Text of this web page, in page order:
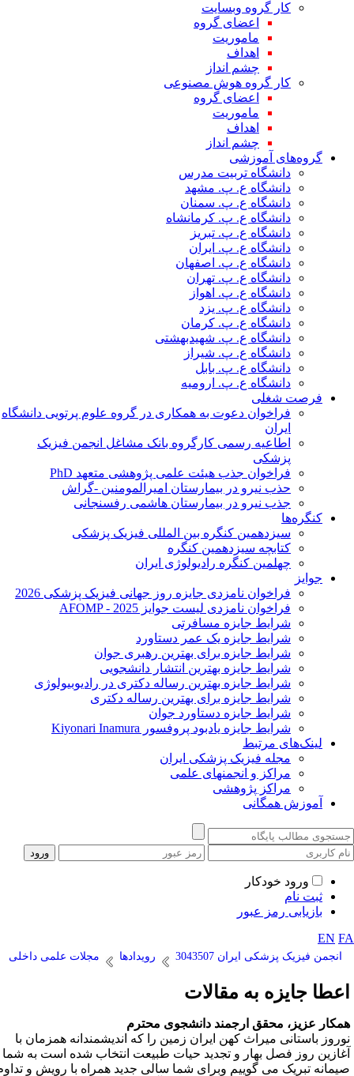
کار گروه وبسایت
اعضای گروه
ماموریت
اهداف
چشم انداز
کار گروه هوش مصنوعی
اعضای گروه
ماموریت
اهداف
چشم انداز
گروه‌های آموزشی
دانشگاه تربیت مدرس
دانشگاه ع. پ. مشهد
دانشگاه ع. پ. سمنان
دانشگاه ع. پ. کرمانشاه
دانشگاه ع. پ. تبریز
دانشگاه ع. پ. ایران
دانشگاه ع. پ. اصفهان
دانشگاه ع. پ. تهران
دانشگاه ع. پ. اهواز
دانشگاه ع. پ. یزد
دانشگاه ع. پ. کرمان
دانشگاه ع. پ. شهید‌بهشتی
دانشگاه ع. پ. شیراز
دانشگاه ع. پ. بابل
دانشگاه ع. پ. ارومیه
فرصت شغلی
فراخوان دعوت به همکاری در گروه علوم پرتویی دانشگاه
ایران
اطاعیه رسمی کارگروه بانک مشاغل انجمن فیزیک
پزشکی
فراخوان جذب هیئت علمی پژوهشی متعهد PhD
حذب نیرو در بیمارستان امیرالمومنین -گراش
جذب نیرو در بیمارستان هاشمی رفسنجانی
کنگره‌ها
سیزدهمین کنگره بین المللی فیزیک پزشکی
کتابچه سیزدهمین کنگره
چهلمین کنگره رادیولوژی ایران
جوایز
فراخوان نامزدی جایزه روز جهانی فیزیک پزشکی 2026
فراخوان نامزدی لیست جوایز AFOMP - 2025
شرایط جایزه مسافرتی
شرایط جایزه یک عمر دستاورد
شرایط جایزه برای بهترین رهبری جوان
شرایط جایزه بهترین انتشار دانشجویی
شرایط جایزه بهترین رساله دکتری در رادیوبیولوژی
شرایط جایزه برای بهترین رساله دکتری
شرایط جایزه دستاورد جوان
شرایط جایزه یادبود پروفسور Kiyonari Inamura
لینک‌های مرتبط
مجله فیزیک پزشکی ایران
مراکز و انجمنهای علمی
مراکز پژوهشی
آموزش همگانی
ورود خودکار
ثبت نام
بازیابی رمز عبور
EN
انجمن فیزیک پزشکی ایران 3043507 رویدادها مجلات علمی داخلی
جایزه به مقالات
عزیز، محقق ارجمند دانشجوی محترم
باستانی میراث کهن ایران زمین را که اندیشمندانه همزمان با
روز فصل بهار و تجدید حیات طبیعت انتخاب شده است به شما
تبریک می گوییم وبرای شما سالی جدید همراه با رویش و تداوم